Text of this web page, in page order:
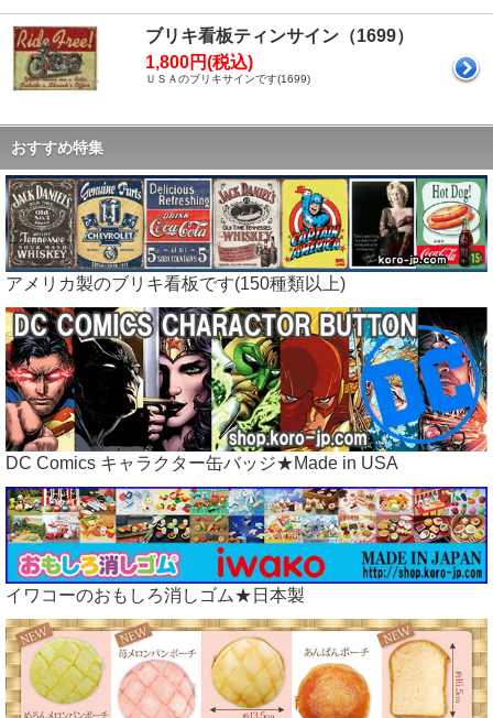
ブリキ看板ティンサイン（1699）
1,800円(税込)
ＵＳＡのブリキサインです(1699)
おすすめ特集
アメリカ製のブリキ看板です(150種類以上)
DC Comics キャラクター缶バッジ★Made in USA
イワコーのおもしろ消しゴム★日本製